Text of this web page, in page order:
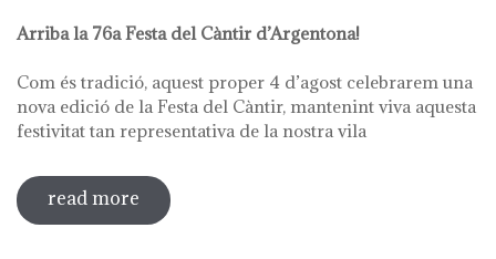
Arriba la 76a Festa del Càntir d’Argentona!
Com és tradició, aquest proper 4 d’agost celebrarem una
nova edició de la Festa del Càntir, mantenint viva aquesta
festivitat tan representativa de la nostra vila
read more sobre 76ª festa del càntir